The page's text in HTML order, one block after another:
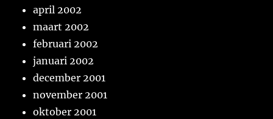
april 2002
maart 2002
februari 2002
januari 2002
december 2001
november 2001
oktober 2001